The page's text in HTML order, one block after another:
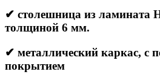
✔ столешница из ламината
толщиной 6 мм.
✔ металлический каркас, с
покрытием